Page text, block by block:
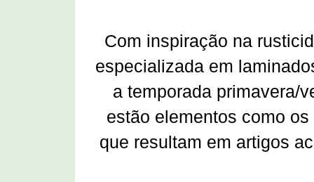
Com inspiração na
especializada em
a temporada primavera/
estão elementos como
que resultam em artigos